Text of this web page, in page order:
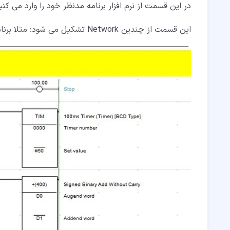
در این قسمت از نرم افزار برنامه مدنظر خود را وارد می
این قسمت از چندین Network تشکیل می شود؛ مثلا برنامه لدری که در تصویر مشاهده می کنید، از 3 نت ورک تشکیل شده است.